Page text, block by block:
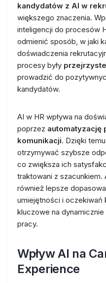
kandydatów z AI w
większego znaczenia.
inteligencji do procesów
odmienić sposób, w jaki
doświadczenia
procesy były
prowadzić do
kandydatów.
AI w HR wpływa na
poprzez automatyzację
komunikacji. Dzięki
otrzymywać szybsze
co zwiększa ich
traktowani z szacunkiem.
również lepsze
umiejętności i oczekiwań
kluczowe na
pracy.
Wpływ AI na
Experience